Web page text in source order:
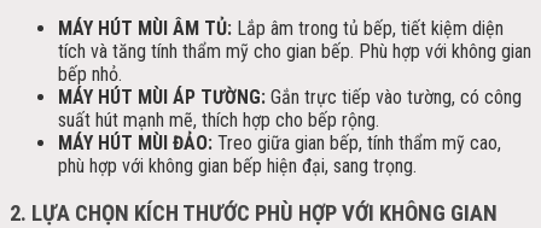
MÁY HÚT MÙI ÂM TỦ: Lắp âm trong tủ bếp, tiết kiệm diện
tích và tăng tính thẩm mỹ cho gian bếp. Phù hợp với không gian
bếp nhỏ.
MÁY HÚT MÙI ÁP TƯỜNG: Gắn trực tiếp vào tường, có công
suất hút mạnh mẽ, thích hợp cho bếp rộng.
MÁY HÚT MÙI ĐẢO: Treo giữa gian bếp, tính thẩm mỹ cao,
phù hợp với không gian bếp hiện đại, sang trọng.
2. LỰA CHỌN KÍCH THƯỚC PHÙ HỢP VỚI KHÔNG GIAN